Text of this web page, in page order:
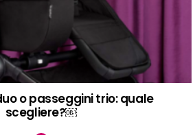
o passeggini trio: quale
scegliere?￼